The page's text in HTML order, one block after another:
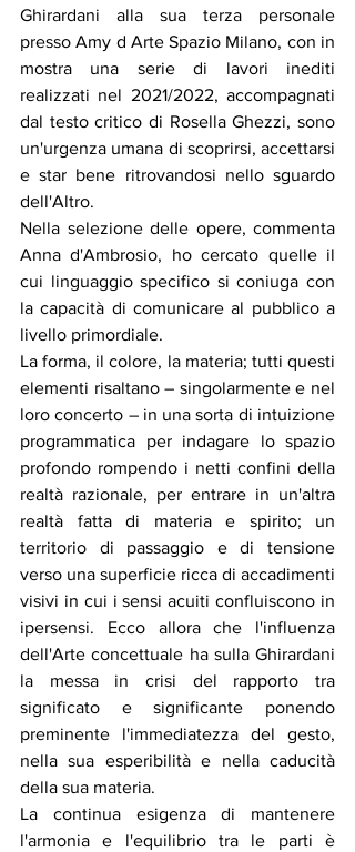
Ghirardani alla sua terza personale
presso Amy d Arte Spazio Milano, con in
mostra una serie di lavori inediti
realizzati nel 2021/2022, accompagnati
dal testo critico di Rosella Ghezzi, sono
un'urgenza umana di scoprirsi, accettarsi
e star bene ritrovandosi nello sguardo
dell'Altro.
Nella selezione delle opere, commenta
Anna d'Ambrosio, ho cercato quelle il
cui linguaggio specifico si coniuga con
la capacità di comunicare al pubblico a
livello primordiale.
La forma, il colore, la materia; tutti questi
elementi risaltano – singolarmente e nel
loro concerto – in una sorta di intuizione
programmatica per indagare lo spazio
profondo rompendo i netti confini della
realtà razionale, per entrare in un'altra
realtà fatta di materia e spirito; un
territorio di passaggio e di tensione
verso una superficie ricca di accadimenti
visivi in cui i sensi acuiti confluiscono in
ipersensi. Ecco allora che l'influenza
dell'Arte concettuale ha sulla Ghirardani
la messa in crisi del rapporto tra
significato e significante ponendo
preminente l'immediatezza del gesto,
nella sua esperibilità e nella caducità
della sua materia.
La continua esigenza di mantenere
l'armonia e l'equilibrio tra le parti è